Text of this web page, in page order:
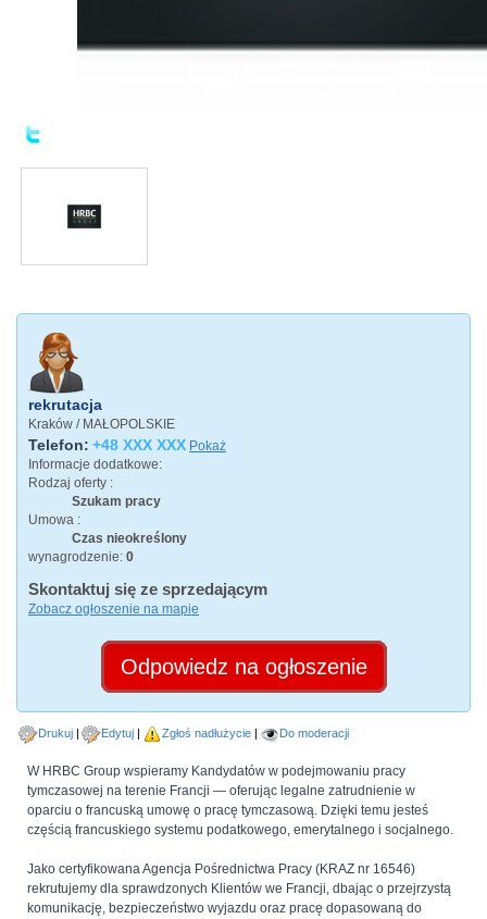
rekrutacja
Kraków / MAŁOPOLSKIE
Telefon: +48 XXX XXX Pokaż
Informacje dodatkowe:
Rodzaj oferty :
Szukam pracy
Umowa :
Czas nieokreślony
wynagrodzenie: 0
Skontaktuj się ze sprzedającym
Zobacz ogłoszenie na mapie
Odpowiedz na ogłoszenie
Drukuj Edytuj Zgłoś nadłużycie Do moderacji
W HRBC Group wspieramy Kandydatów w podejmowaniu pracy
tymczasowej na terenie Francji — oferując legalne zatrudnienie w
oparciu o francuską umowę o pracę tymczasową. Dzięki temu jesteś
częścią francuskiego systemu podatkowego, emerytalnego i socjalnego.
Jako certyfikowana Agencja Pośrednictwa Pracy (KRAZ nr 16546)
rekrutujemy dla sprawdzonych Klientów we Francji, dbając o przejrzystą
komunikację, bezpieczeństwo wyjazdu oraz pracę dopasowaną do